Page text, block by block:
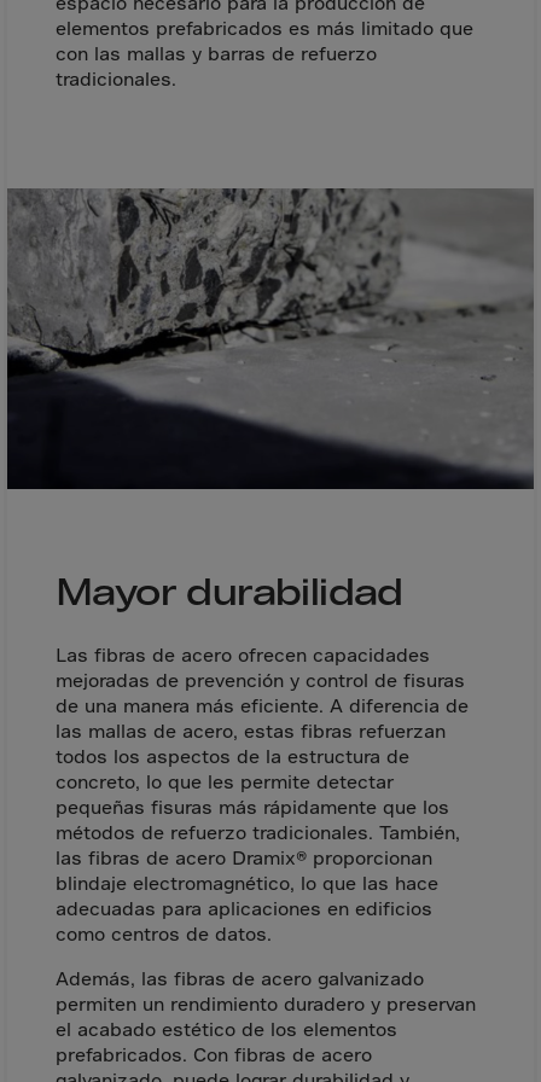
Equatorial Gui.
Eritrea
Falkland Islnds
Faroe Islands
Fiji
Finland
France
Frenc.Polynesia
Georgia
Ghana
Gibraltar
Great Britain
Greece
Greenland
Grenada
Guadeloupe
Guam
Guatemala
Guernsey
Guinea
elementos prefabricados es más limitado que
con las mallas y barras de refuerzo
tradicionales.
Mayor durabilidad
Las fibras de acero ofrecen capacidades
mejoradas de prevención y control de fisuras
de una manera más eficiente. A diferencia de
las mallas de acero, estas fibras refuerzan
todos los aspectos de la estructura de
concreto, lo que les permite detectar
pequeñas fisuras más rápidamente que los
métodos de refuerzo tradicionales. También,
las fibras de acero Dramix® proporcionan
blindaje electromagnético, lo que las hace
adecuadas para aplicaciones en edificios
como centros de datos.
Además, las fibras de acero galvanizado
permiten un rendimiento duradero y preservan
el acabado estético de los elementos
prefabricados. Con fibras de acero